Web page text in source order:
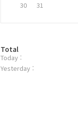
30
31
방
문
자
Total
Today :
Yesterday :